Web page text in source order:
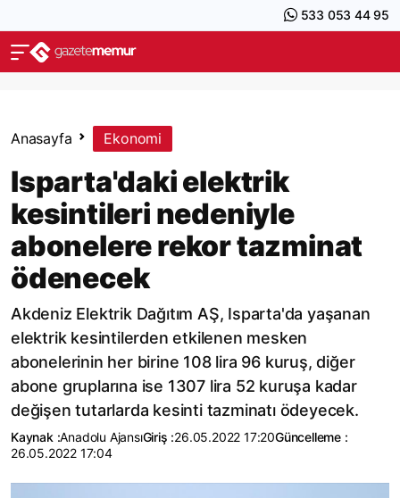
533 053 44 95
Anasayfa Ekonomi
Isparta'daki elektrik
kesintileri nedeniyle
abonelere rekor tazminat
ödenecek
Akdeniz Elektrik Dağıtım AŞ, Isparta'da yaşanan
elektrik kesintilerden etkilenen mesken
abonelerinin her birine 108 lira 96 kuruş, diğer
abone gruplarına ise 1307 lira 52 kuruşa kadar
değişen tutarlarda kesinti tazminatı ödeyecek.
Kaynak :Anadolu AjansıGiriş :26.05.2022 17:20Güncelleme :
26.05.2022 17:04